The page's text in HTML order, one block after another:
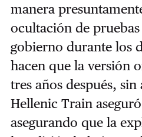
manera
ocultación de
gobierno durante los
hacen que la versión
tres años después, sin
Hellenic Train
asegurando que la